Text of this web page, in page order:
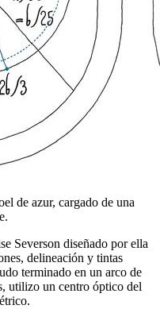
de azur, cargado de una
Severson diseñado por ella
delineación y tintas
terminado en un arco de
utilizo un centro óptico del